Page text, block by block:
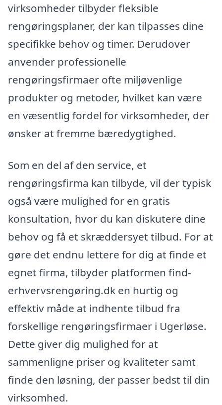
virksomheder tilbyder fleksible
rengøringsplaner, der kan tilpasses dine
specifikke behov og timer. Derudover
anvender professionelle
rengøringsfirmaer ofte miljøvenlige
produkter og metoder, hvilket kan være
en væsentlig fordel for virksomheder, der
ønsker at fremme bæredygtighed.
Som en del af den service, et
rengøringsfirma kan tilbyde, vil der typisk
også være mulighed for en gratis
konsultation, hvor du kan diskutere dine
behov og få et skræddersyet tilbud. For at
gøre det endnu lettere for dig at finde et
egnet firma, tilbyder platformen find-
erhvervsrengøring.dk en hurtig og
effektiv måde at indhente tilbud fra
forskellige rengøringsfirmaer i Ugerløse.
Dette giver dig mulighed for at
sammenligne priser og kvaliteter samt
finde den løsning, der passer bedst til din
virksomhed.